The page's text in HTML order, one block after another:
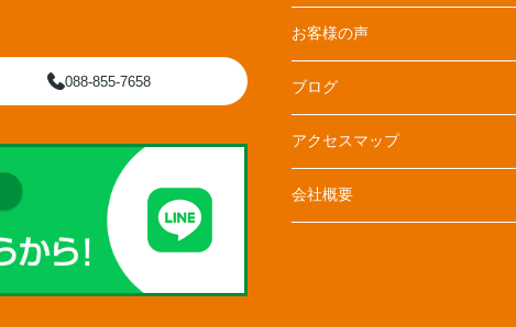
088-855-7658
お客様の声
ブログ
アクセスマップ
会社概要